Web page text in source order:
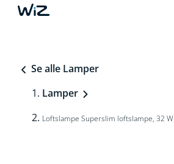
Se alle Lamper
Lamper
Loftslampe Superslim loftslampe, 32 W